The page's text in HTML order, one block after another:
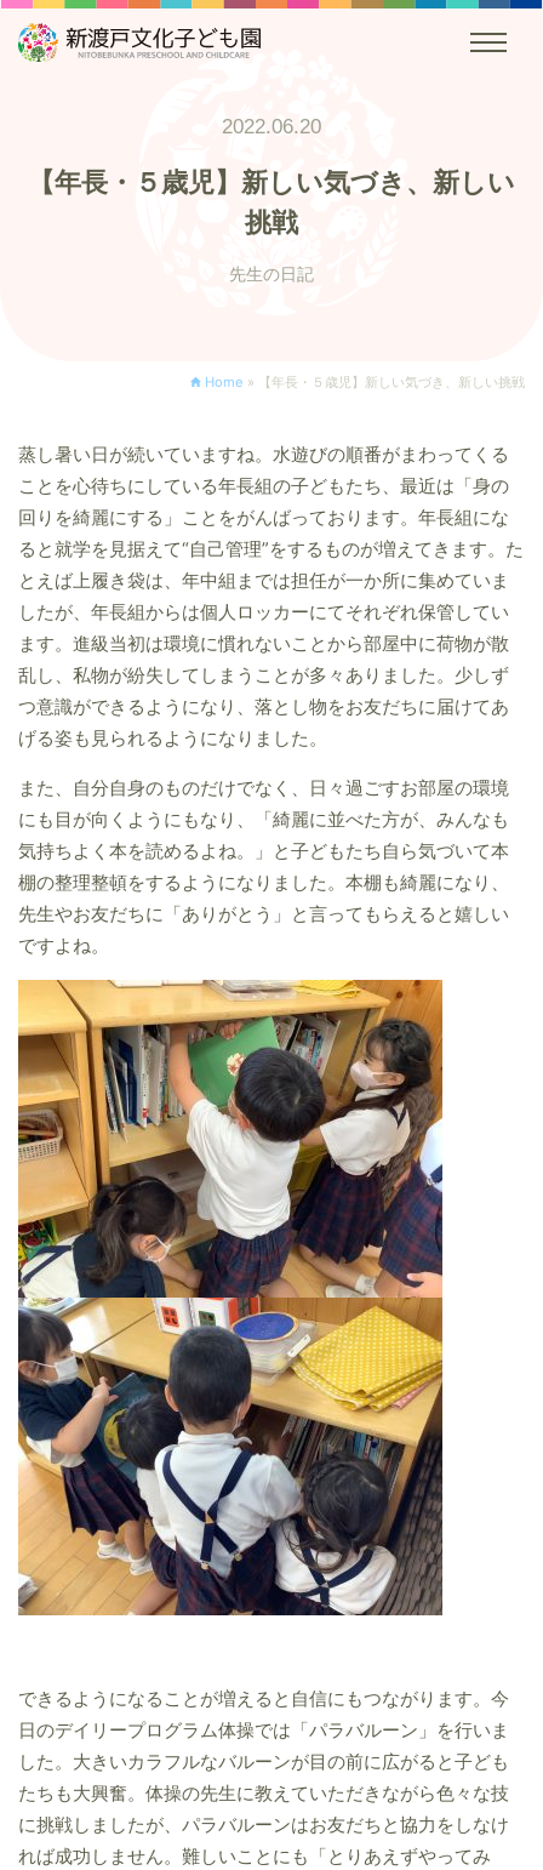
2022.06.20
【年長・５歳児】新しい気づき、新しい
挑戦
先生の日記
Home » 【年長・５歳児】新しい気づき、新しい挑戦
蒸し暑い日が続いていますね。水遊びの順番がまわってくる
ことを心待ちにしている年長組の子どもたち、最近は「身の
回りを綺麗にする」ことをがんばっております。年長組にな
ると就学を見据えて“自己管理”をするものが増えてきます。た
とえば上履き袋は、年中組までは担任が一か所に集めていま
したが、年長組からは個人ロッカーにてそれぞれ保管してい
ます。進級当初は環境に慣れないことから部屋中に荷物が散
乱し、私物が紛失してしまうことが多々ありました。少しず
つ意識ができるようになり、落とし物をお友だちに届けてあ
げる姿も見られるようになりました。
また、自分自身のものだけでなく、日々過ごすお部屋の環境
にも目が向くようにもなり、「綺麗に並べた方が、みんなも
気持ちよく本を読めるよね。」と子どもたち自ら気づいて本
棚の整理整頓をするようになりました。本棚も綺麗になり、
先生やお友だちに「ありがとう」と言ってもらえると嬉しい
ですよね。
できるようになることが増えると自信にもつながります。今
日のデイリープログラム体操では「パラバルーン」を行いま
した。大きいカラフルなバルーンが目の前に広がると子ども
たちも大興奮。体操の先生に教えていただきながら色々な技
に挑戦しましたが、パラバルーンはお友だちと協力をしなけ
れば成功しません。難しいことにも「とりあえずやってみ